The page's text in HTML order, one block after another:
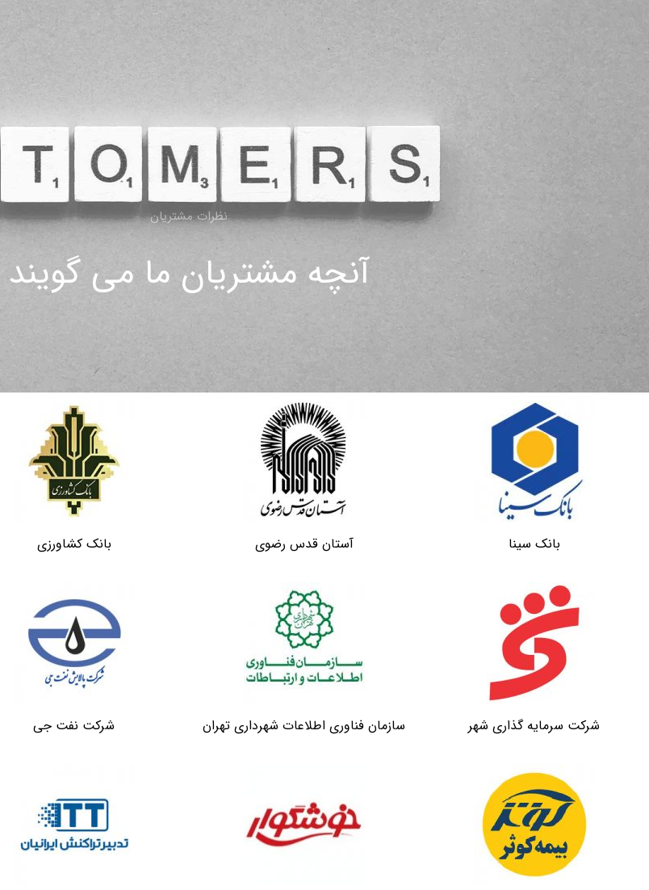
نظرات مشتریان
آنچه مشتریان ما می گویند
بانک سینا آستان قدس رضوی بانک کشاورزی
شرکت سرمایه گذاری شهر سازمان فناوری اطلاعات شهرداری تهران شرکت نفت جی